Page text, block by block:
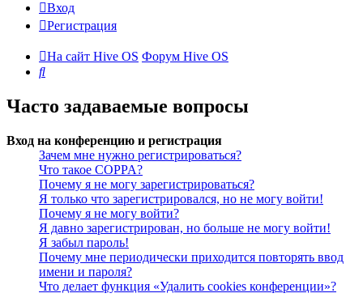
Вход
Регистрация
На сайт Hive OS Форум Hive OS
Поиск
Часто задаваемые вопросы
Вход на конференцию и регистрация
Зачем мне нужно регистрироваться?
Что такое COPPA?
Почему я не могу зарегистрироваться?
Я только что зарегистрировался, но не могу войти!
Почему я не могу войти?
Я давно зарегистрирован, но больше не могу войти!
Я забыл пароль!
Почему мне периодически приходится повторять ввод
имени и пароля?
Что делает функция «Удалить cookies конференции»?